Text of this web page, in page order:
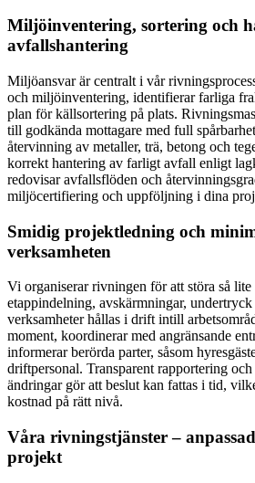
Miljöinventering, sortering och
avfallshantering
Miljöansvar är centralt i vår
och miljöinventering, identifierar farliga
plan för källsortering på plats.
till godkända mottagare med full
återvinning av metaller, trä, betong och
korrekt hantering av farligt avfall enligt
redovisar avfallsflöden och
miljöcertifiering och uppföljning i dina
Smidig projektledning och
verksamheten
Vi organiserar rivningen för att störa så
etappindelning, avskärmningar,
verksamheter hållas i drift intill
moment, koordinerar med angränsande
informerar berörda parter, såsom
driftpersonal. Transparent rapportering
ändringar gör att beslut kan fattas i tid,
kostnad på rätt nivå.
Våra rivningstjänster –
projekt